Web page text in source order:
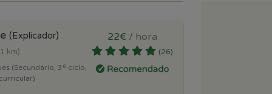
(Explicador)
km)
(Secundário, 3º ciclo,
22€ / hora
(26)